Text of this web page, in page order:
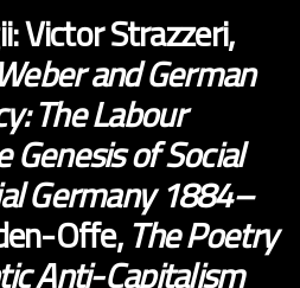
Victor Strazzeri,
and German
The Labour
of Social
Germany 1884–
Offe,The Poetry
Anti-Capitalism